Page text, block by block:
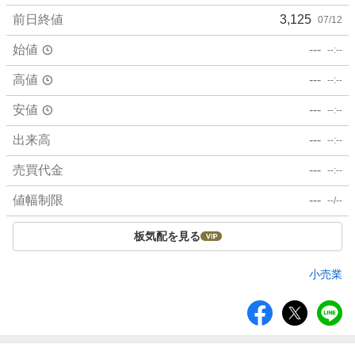
前日終値 3,125 07/12
始値 --- --:--
高値 --- --:--
安値 --- --:--
出来高 --- --:--
売買代金 --- --:--
値幅制限 --- --/--
板気配を見る
小売業
ア